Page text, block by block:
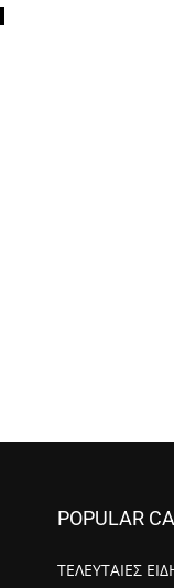
POPULAR
ΤΕΛΕΥΤΑΙΕΣ